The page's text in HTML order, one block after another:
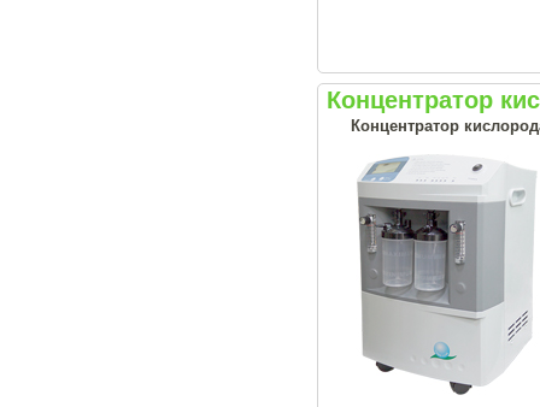
Концентратор
Концентратор